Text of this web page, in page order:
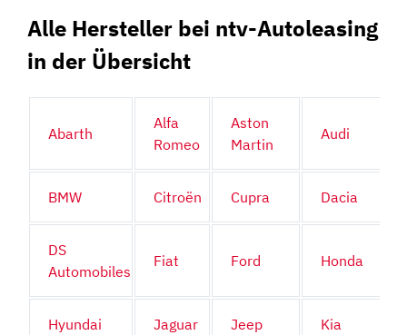
Alle Hersteller bei ntv-Autoleasing
in der Übersicht
Abarth
Alfa
Romeo
Aston
Martin
Audi
BMW Citroën Cupra Dacia
DS
Automobiles
Fiat Ford Honda
Hyundai Jaguar Jeep Kia